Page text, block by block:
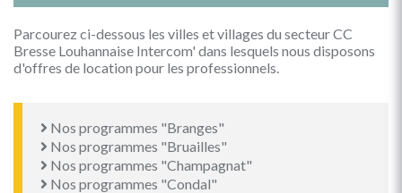
Parcourez ci-dessous les villes et villages du secteur CC
Bresse Louhannaise Intercom' dans lesquels nous disposons
d'offres de location pour les professionnels.
Nos programmes "Branges"
Nos programmes "Bruailles"
Nos programmes "Champagnat"
Nos programmes "Condal"